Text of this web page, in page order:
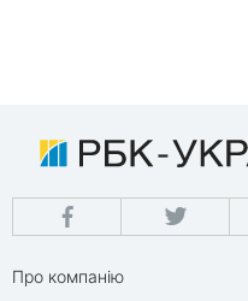
Про компанію